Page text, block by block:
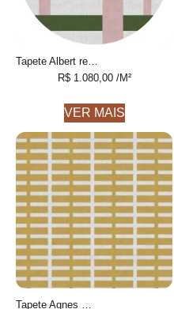
Tapete Albert redondo 1 desenhado feito à mão, 100% algodão reciclado
R$1.080,00/M²
VER MAIS